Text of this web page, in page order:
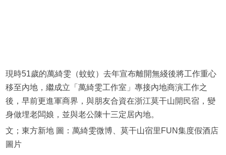
現時51歲的萬綺雯（蚊蚊）去年宣布離開無綫後將工作重心
移至內地，繼成立「萬綺雯工作室」專接內地商演工作之
後，早前更進軍商界，與朋友合資在浙江莫干山開民宿，變
身做埋老闆娘，並與老公陳十三定居內地。
文；東方新地 圖：萬綺雯微博、莫干山宿里FUN集度假酒店
圖片